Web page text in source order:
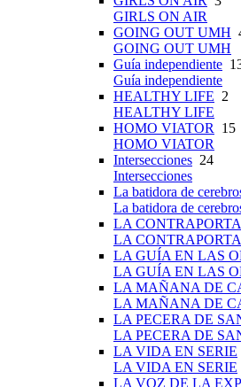
GIRLS ON AIR
GOING OUT UMH
GOING OUT UMH
Guía independiente
Guía independiente
HEALTHY LIFE 2
HEALTHY LIFE
HOMO VIATOR 15
HOMO VIATOR
Intersecciones 24
Intersecciones
La batidora de
La batidora de
LA
LA
LA GUÍA EN LAS
LA GUÍA EN LAS
LA MAÑANA DE
LA MAÑANA DE
LA PECERA DE
LA PECERA DE
LA VIDA EN SERIE
LA VIDA EN SERIE
LA VOZ DE LA